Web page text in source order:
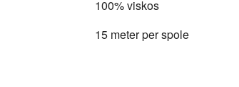
100% viskos
15 meter per spole